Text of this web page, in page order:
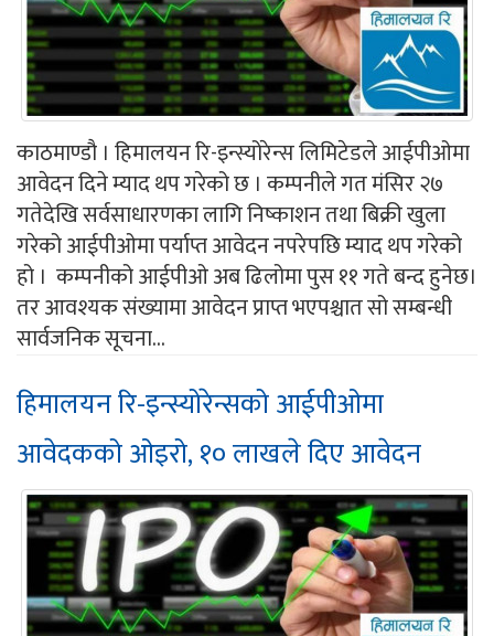
काठमाण्डौ । हिमालयन रि-इन्स्योरेन्स लिमिटेडले आईपीओमा
आवेदन दिने म्याद थप गरेको छ । कम्पनीले गत मंसिर २७
गतेदेखि सर्वसाधारणका लागि निष्काशन तथा बिक्री खुला
गरेको आईपीओमा पर्याप्त आवेदन नपरेपछि म्याद थप गरेको
हो । कम्पनीको आईपीओ अब ढिलोमा पुस ११ गते बन्द हुनेछ।
तर आवश्यक संख्यामा आवेदन प्राप्त भएपश्चात सो सम्बन्धी
सार्वजनिक सूचना...
हिमालयन रि-इन्स्योरेन्सको आईपीओमा
आवेदकको ओइरो, १० लाखले दिए आवेदन